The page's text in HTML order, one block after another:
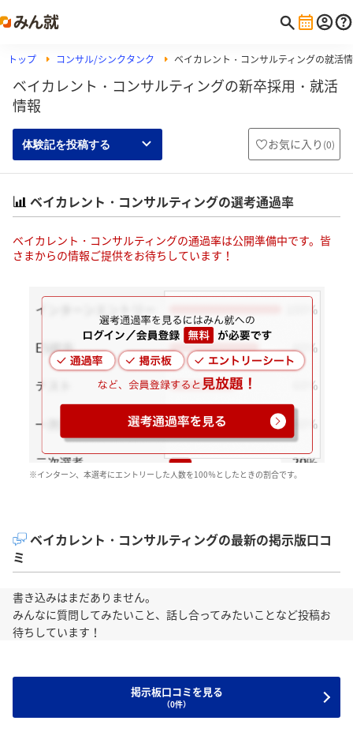
トップ コンサル/シンクタンク ベイカレント・コンサルティングの就活
ベイカレント・コンサルティングの新卒採用・就活
情報
体験記を投稿する お気に入り (0)
ベイカレント・コンサルティングの選考通過率
ベイカレント・コンサルティングの通過率は公開準備中です。皆
さまからの情報ご提供をお待ちしています！
※インターン、本選考にエントリーした人数を100％としたときの割合です。
ベイカレント・コンサルティングの最新の掲示版口コ
ミ
書き込みはまだありません。
みんなに質問してみたいこと、話し合ってみたいことなど投稿お
待ちしています！
掲示板口コミを見る
（0件）